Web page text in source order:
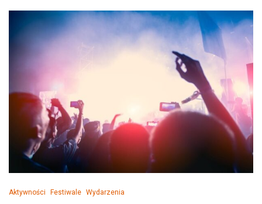
Aktywności Festiwale Wydarzenia